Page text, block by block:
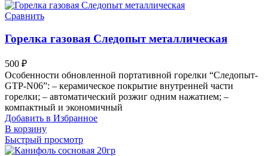
Сравнить
Горелка газовая Следопыт металлическая
500 ₽
Особенности обновленной портативной горелки “Следопыт-
GTP-N06”: – керамическое покрытие внутренней части
горелки; – автоматический розжиг одним нажатием; –
компактный и экономичный
Добавить в Избранное
В корзину
Быстрый просмотр